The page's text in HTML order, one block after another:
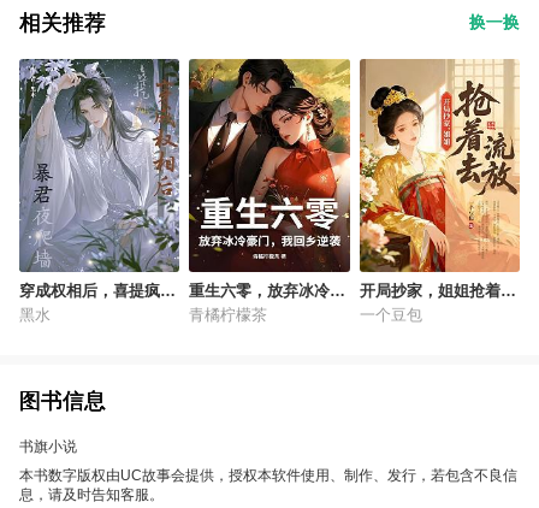
相关推荐 换一换
穿成权相后，喜提疯批
暴君夜爬墙
黑水
重生六零，放弃冰冷豪
门，我回乡逆袭
青橘柠檬茶
开局抄家，姐姐抢着去
流放
一个豆包
图书信息
书旗小说
本书数字版权由UC故事会提供，授权本软件使用、制作、发行，若包含不良信
息，请及时告知客服。